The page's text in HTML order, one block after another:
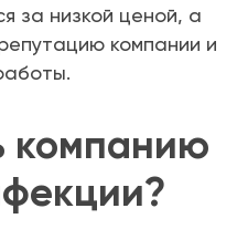
за низкой ценой, а
компании и
компанию